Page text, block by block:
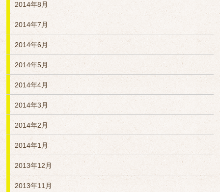
2014年8月
2014年7月
2014年6月
2014年5月
2014年4月
2014年3月
2014年2月
2014年1月
2013年12月
2013年11月